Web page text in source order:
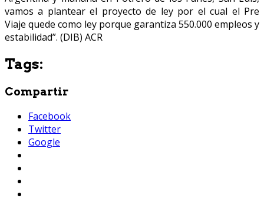
vamos a plantear el proyecto de ley por el cual el Pre
Viaje quede como ley porque garantiza 550.000 empleos y
estabilidad”. (DIB) ACR
Tags:
Compartir
Facebook
Twitter
Google